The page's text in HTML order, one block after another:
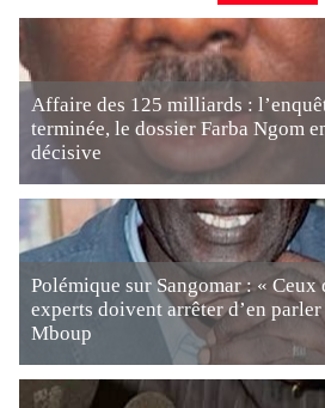
Affaire des 125 milliards :
terminée, le dossier Farba Ngom
décisive
Polémique sur Sangomar : « Ceux
experts doivent arrêter d’en
Mboup